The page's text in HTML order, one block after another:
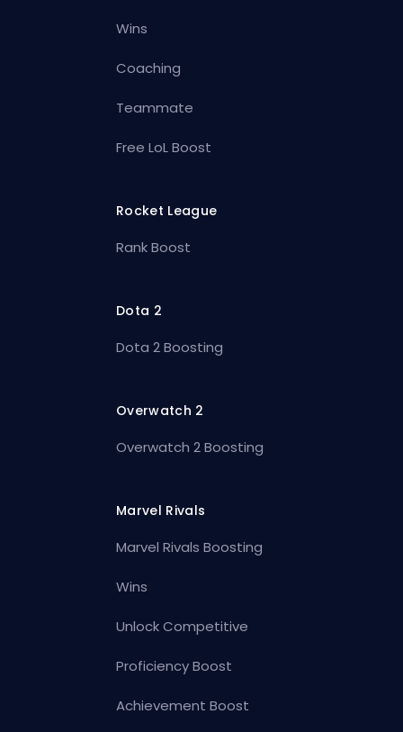
Wins
Coaching
Teammate
Free LoL Boost
Rocket League
Rank Boost
Dota 2
Dota 2 Boosting
Overwatch 2
Overwatch 2 Boosting
Marvel Rivals
Marvel Rivals Boosting
Wins
Unlock Competitive
Proficiency Boost
Achievement Boost